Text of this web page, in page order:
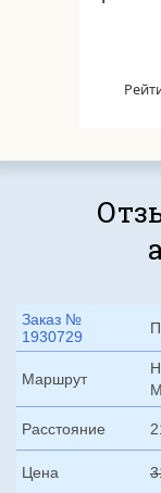
Заказ №
1930729
Маршрут
Расстояние
Цена